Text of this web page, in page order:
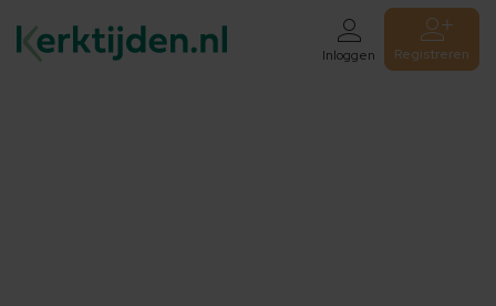
Inloggen Registreren